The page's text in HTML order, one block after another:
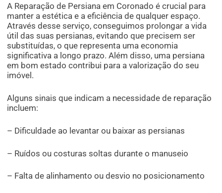
A Reparação de Persiana em Coronado é crucial para
manter a estética e a eficiência de qualquer espaço.
Através desse serviço, conseguimos prolongar a vida
útil das suas persianas, evitando que precisem ser
substituídas, o que representa uma economia
significativa a longo prazo. Além disso, uma persiana
em bom estado contribui para a valorização do seu
imóvel.
Alguns sinais que indicam a necessidade de reparação
incluem:
– Dificuldade ao levantar ou baixar as persianas
– Ruídos ou costuras soltas durante o manuseio
– Falta de alinhamento ou desvio no posicionamento